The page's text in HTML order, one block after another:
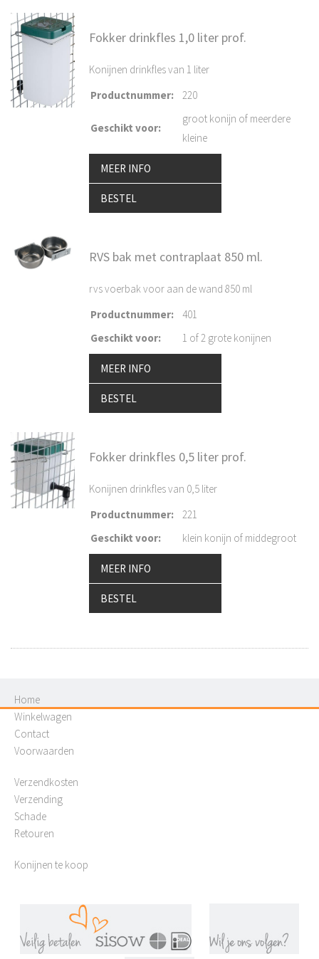
Fokker drinkfles 1,0 liter prof.
Konijnen drinkfles van 1 liter
Productnummer: 220
Geschikt voor:
groot konijn of meerdere
kleine
MEER INFO
BESTEL
RVS bak met contraplaat 850 ml.
rvs voerbak voor aan de wand 850 ml
Productnummer:
401
Geschikt voor: 1 of 2 grote konijnen
MEER INFO
BESTEL
Fokker drinkfles 0,5 liter prof.
Konijnen drinkfles van 0,5 liter
Productnummer:
221
Geschikt voor: klein konijn of middegroot
MEER INFO
BESTEL
Home
Winkelwagen
Contact
Voorwaarden
Verzendkosten
Verzending
Schade
Retouren
Konijnen te koop